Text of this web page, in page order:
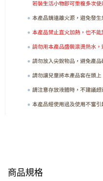
商品規格